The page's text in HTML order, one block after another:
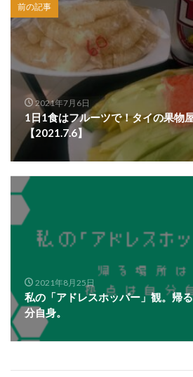
前の記事
2021年7月6日
1日1食はフルーツで！タイの果物
【2021.7.6】
2021年8月25日
私の「アドレスホッパー」観。帰
分自身。